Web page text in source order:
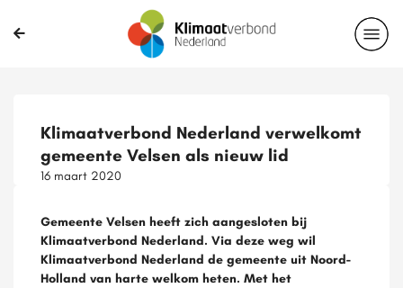
Klimaatverbond Nederland verwelkomt
gemeente Velsen als nieuw lid
16 maart 2020
Gemeente Velsen heeft zich aangesloten bij
Klimaatverbond Nederland. Via deze weg wil
Klimaatverbond Nederland de gemeente uit Noord-
Holland van harte welkom heten. Met het